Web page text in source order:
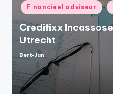
Geplaatst
in
Financieel adviseur
Credifixx
Utrecht
Geplaatst
Bert-Jan